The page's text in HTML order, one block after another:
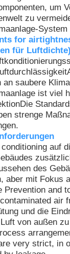
um
zu
System
for
für Luftdichte)
an saubere
ist viel
strenge
auf
des
aber mit Fokus
Prevention and
air
und die
von außen
very strict, in